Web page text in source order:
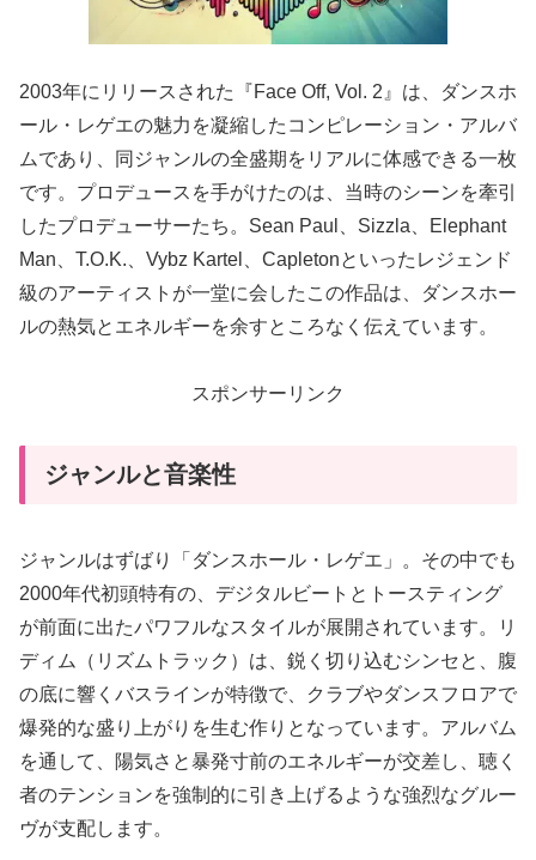
2003年にリリースされた『Face Off, Vol. 2』は、ダンスホ
ール・レゲエの魅力を凝縮したコンピレーション・アルバ
ムであり、同ジャンルの全盛期をリアルに体感できる一枚
です。プロデュースを手がけたのは、当時のシーンを牽引
したプロデューサーたち。Sean Paul、Sizzla、Elephant
Man、T.O.K.、Vybz Kartel、Capletonといったレジェンド
級のアーティストが一堂に会したこの作品は、ダンスホー
ルの熱気とエネルギーを余すところなく伝えています。
スポンサーリンク
ジャンルと音楽性
ジャンルはずばり「ダンスホール・レゲエ」。その中でも
2000年代初頭特有の、デジタルビートとトースティング
が前面に出たパワフルなスタイルが展開されています。リ
ディム（リズムトラック）は、鋭く切り込むシンセと、腹
の底に響くバスラインが特徴で、クラブやダンスフロアで
爆発的な盛り上がりを生む作りとなっています。アルバム
を通して、陽気さと暴発寸前のエネルギーが交差し、聴く
者のテンションを強制的に引き上げるような強烈なグルー
ヴが支配します。